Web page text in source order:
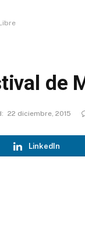
de
22 diciembre, 2015
LinkedIn